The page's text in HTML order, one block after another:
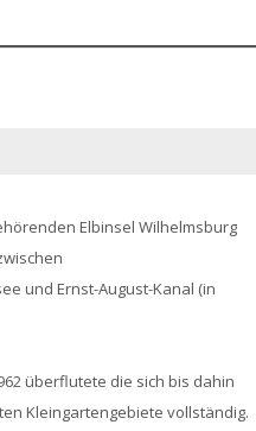
Elbinsel Wilhelmsburg
und Ernst-August-Kanal (in
überflutete die sich bis dahin
Kleingartengebiete vollständig.